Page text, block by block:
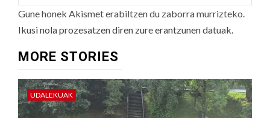
Gune honek Akismet erabiltzen du zaborra murrizteko.
Ikusi nola prozesatzen diren zure erantzunen datuak.
MORE STORIES
UDALEKUAK